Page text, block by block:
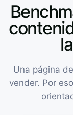
Una página
vender. Por